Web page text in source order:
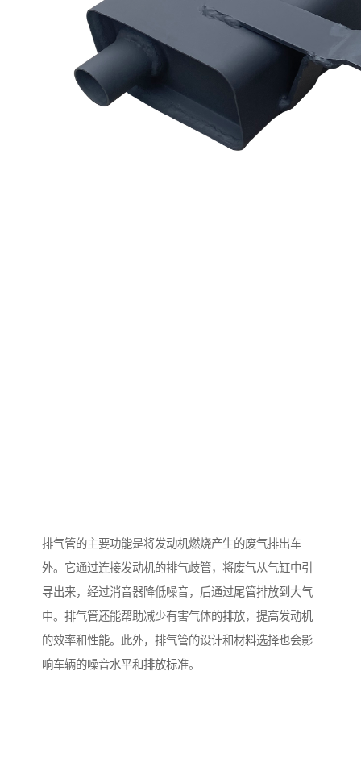
排气管的主要功能是将发动机燃烧产生的废气排出车
外。它通过连接发动机的排气歧管，将废气从气缸中引
导出来，经过消音器降低噪音，后通过尾管排放到大气
中。排气管还能帮助减少有害气体的排放，提高发动机
的效率和性能。此外，排气管的设计和材料选择也会影
响车辆的噪音水平和排放标准。